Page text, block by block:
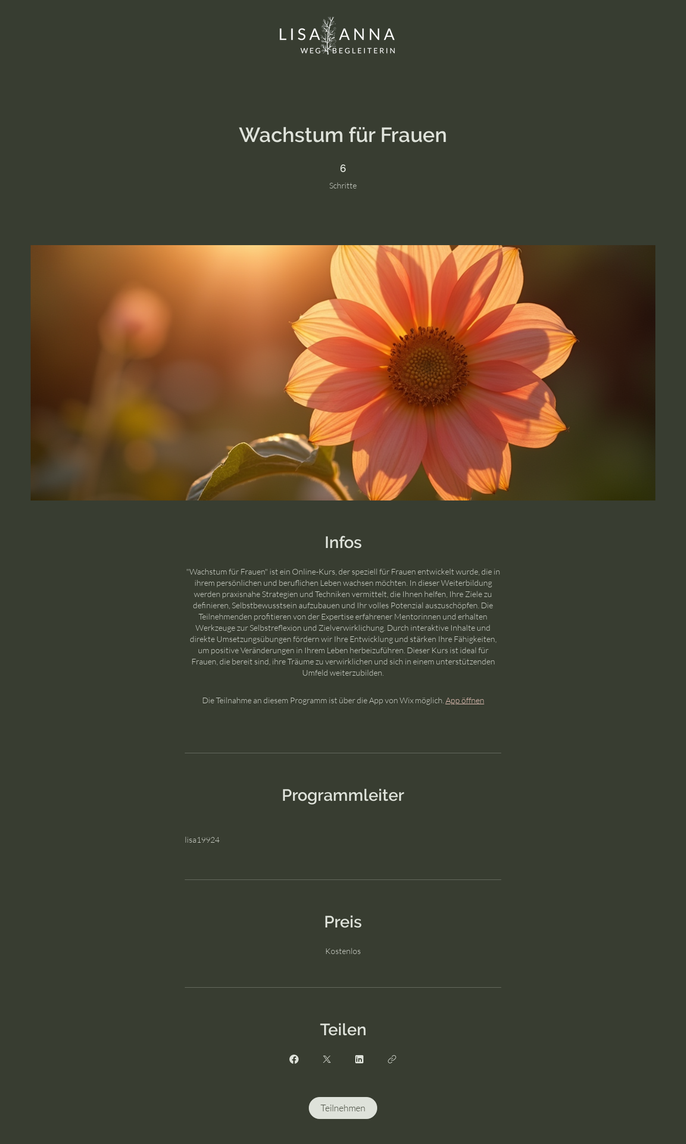
Wachstum für Frauen
6
Schritte
6 Schritte
Infos
"Wachstum für Frauen" ist ein Online-Kurs, der speziell für Frauen entwickelt wurde, die in
ihrem persönlichen und beruflichen Leben wachsen möchten. In dieser Weiterbildung
werden praxisnahe Strategien und Techniken vermittelt, die Ihnen helfen, Ihre Ziele zu
definieren, Selbstbewusstsein aufzubauen und Ihr volles Potenzial auszuschöpfen. Die
Teilnehmenden profitieren von der Expertise erfahrener Mentorinnen und erhalten
Werkzeuge zur Selbstreflexion und Zielverwirklichung. Durch interaktive Inhalte und
direkte Umsetzungsübungen fördern wir Ihre Entwicklung und stärken Ihre Fähigkeiten,
um positive Veränderungen in Ihrem Leben herbeizuführen. Dieser Kurs ist ideal für
Frauen, die bereit sind, ihre Träume zu verwirklichen und sich in einem unterstützenden
Umfeld weiterzubilden.
Die Teilnahme an diesem Programm ist über die App von Wix möglich.App öffnen
Programmleiter
lisa19924
Preis
Kostenlos
Teilen
Teilnehmen